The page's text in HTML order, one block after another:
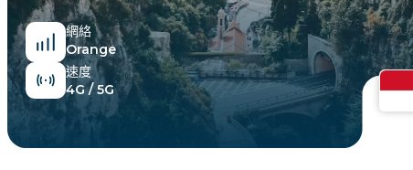
網絡
Orange
速度
4G / 5G